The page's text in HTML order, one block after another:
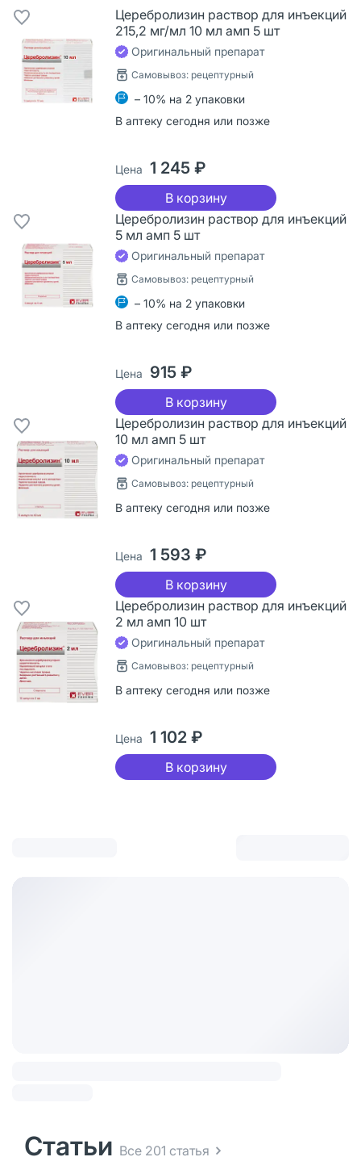
Церебролизин раствор для инъекций
215,2 мг/мл 10 мл амп 5 шт
Оригинальный препарат
Самовывоз: рецептурный
– 10% на 2 упаковки
В аптеку сегодня или позже
Цена 1 245 ₽
В корзину
Церебролизин раствор для инъекций
5 мл амп 5 шт
Оригинальный препарат
Самовывоз: рецептурный
– 10% на 2 упаковки
В аптеку сегодня или позже
Цена 915 ₽
В корзину
Церебролизин раствор для инъекций
10 мл амп 5 шт
Оригинальный препарат
Самовывоз: рецептурный
В аптеку сегодня или позже
Цена 1 593 ₽
В корзину
Церебролизин раствор для инъекций
2 мл амп 10 шт
Оригинальный препарат
Самовывоз: рецептурный
В аптеку сегодня или позже
Цена 1 102 ₽
В корзину
Статьи Все 201 статья